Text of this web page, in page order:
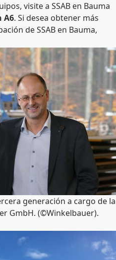
visite a SSAB en Bauma
A6. Si desea obtener más
de SSAB en Bauma,
generación a cargo de la
GmbH. (©Winkelbauer).